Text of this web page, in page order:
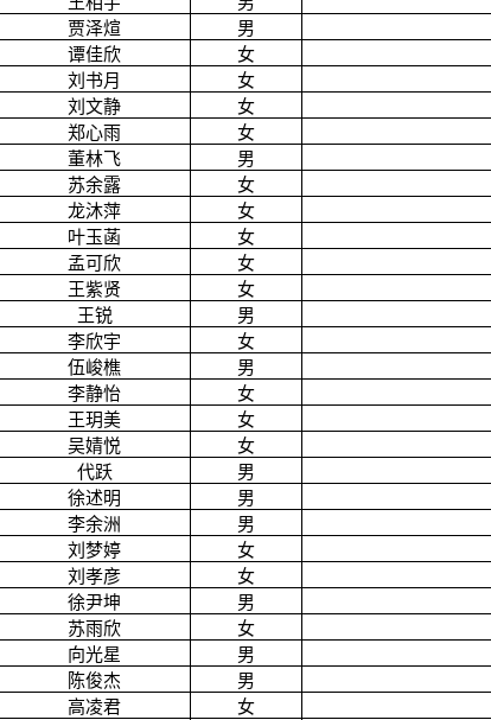
贾泽煊 男
谭佳欣 女
刘书月 女
刘文静 女
郑心雨 女
董林飞 男
苏余露 女
龙沐萍 女
叶玉菡 女
孟可欣 女
王紫贤 女
王锐 男
李欣宇 女
伍峻樵 男
李静怡 女
王玥美 女
吴婧悦 女
代跃 男
徐述明 男
李余洲 男
刘梦婷 女
刘孝彦 女
徐尹坤 男
苏雨欣 女
向光星 男
陈俊杰 男
高凌君 女